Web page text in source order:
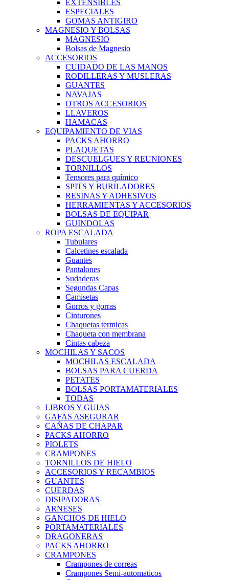
EXTENSIBLES
ESPECIALES
GOMAS ANTIGIRO
MAGNESIO Y BOLSAS
MAGNESIO
Bolsas de Magnesio
ACCESORIOS
CUIDADO DE LAS MANOS
RODILLERAS Y MUSLERAS
GUANTES
NAVAJAS
OTROS ACCESORIOS
LLAVEROS
HAMACAS
EQUIPAMIENTO DE VIAS
PACKS AHORRO
PLAQUETAS
DESCUELGUES Y REUNIONES
TORNILLOS
Tensores para químico
SPITS Y BURILADORES
RESINAS Y ADHESIVOS
HERRAMIENTAS Y ACCESORIOS
BOLSAS DE EQUIPAR
GUINDOLAS
ROPA ESCALADA
Tubulares
Calcetines escalada
Guantes
Pantalones
Sudaderas
Segundas Capas
Camisetas
Gorros y gorras
Cinturones
Chaquetas termicas
Chaqueta con membrana
Cintas cabeza
MOCHILAS Y SACOS
MOCHILAS ESCALADA
BOLSAS PARA CUERDA
PETATES
BOLSAS PORTAMATERIALES
TODAS
LIBROS Y GUIAS
GAFAS ASEGURAR
CAÑAS DE CHAPAR
PACKS AHORRO
PIOLETS
CRAMPONES
TORNILLOS DE HIELO
ACCESORIOS Y RECAMBIOS
GUANTES
CUERDAS
DISIPADORAS
ARNESES
GANCHOS DE HIELO
PORTAMATERIALES
DRAGONERAS
PACKS AHORRO
CRAMPONES
Crampones de correas
Crampones Semi-automaticos